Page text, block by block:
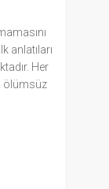
anlatıları
Her
ölümsüz